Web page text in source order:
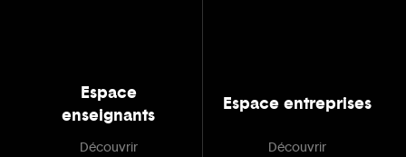
Espace
enseignants
Découvrir
Espace entreprises
Découvrir